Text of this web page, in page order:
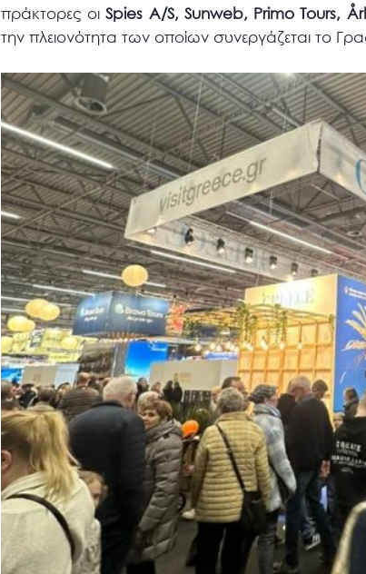
πράκτορες οιSpies A/S, Sunweb, Primo Tours,
την πλειονότητα των οποίων συνεργάζεται το